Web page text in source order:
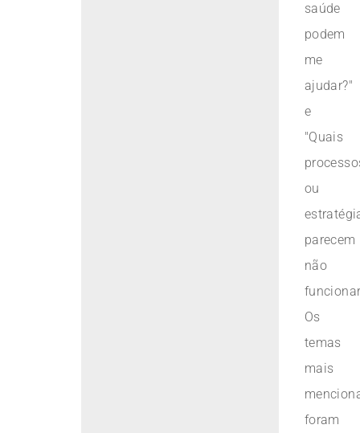
saúde
podem
me
ajudar?"
e
"Quais
ou
parecem
não
Os
temas
mais
foram